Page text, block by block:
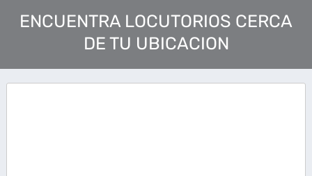
ENCUENTRA LOCUTORIOS CERCA
DE TU UBICACION